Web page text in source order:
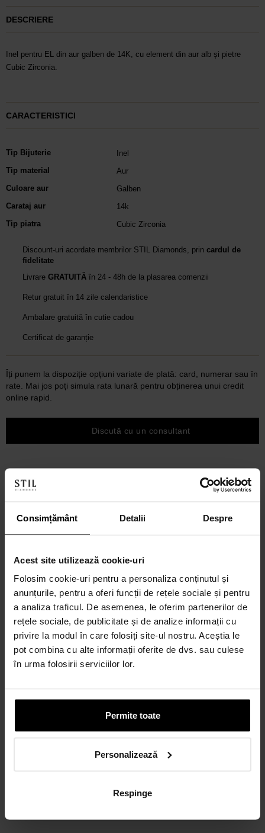
Consimțământ Detalii Despre
Acest site utilizează cookie-uri
Folosim cookie-uri pentru a personaliza conținutul și
anunțurile, pentru a oferi funcții de rețele sociale și pentru
a analiza traficul. De asemenea, le oferim partenerilor de
rețele sociale, de publicitate și de analize informații cu
privire la modul în care folosiți site-ul nostru. Aceștia le
pot combina cu alte informații oferite de dvs. sau culese
în urma folosirii serviciilor lor.
Permite toate
Personalizează
Respinge
DESCRIERE
Inel pentru EL din aur galben de 14K, cu element din aur alb și pietre
Cubic Zirconia.
CARACTERISTICI
Tip Bijuterie
Inel
Tip material
Aur
Culoare aur
Galben
Carataj aur
14k
Tip piatra
Cubic Zirconia
Discount-uri acordate membrilor STIL Diamonds, prin cardul de
fidelitate
Livrare GRATUITĂ în 24 - 48h de la plasarea comenzii
Retur gratuit în 14 zile calendaristice
Ambalare gratuită în cutie cadou
Certificat de garanție
Îți punem la dispoziție opțiuni variate de plată: card, numerar sau în
rate. Mai jos poți simula rata lunară pentru obținerea unui credit
online rapid.
Discută cu un consultant